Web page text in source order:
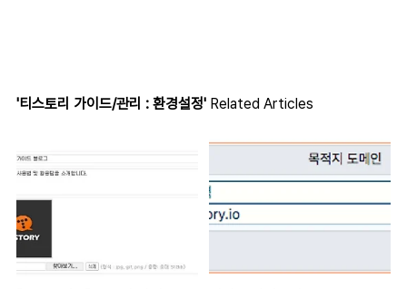
'티스토리 가이드/관리 : 환경설정' Related Articles